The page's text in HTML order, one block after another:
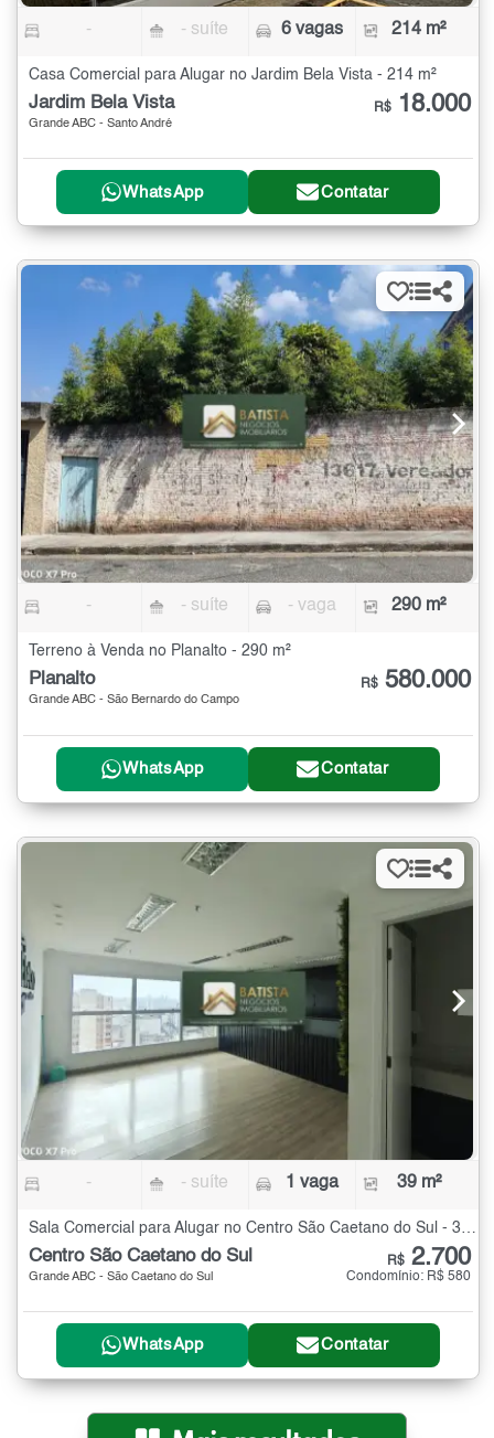
- - suíte 6 vagas 214 m²
Casa Comercial para Alugar no Jardim Bela Vista - 214 m²
Jardim Bela Vista
Grande ABC - Santo André
R$ 18.000
WhatsApp Contatar
- - suíte - vaga 290 m²
Terreno à Venda no Planalto - 290 m²
Planalto
Grande ABC - São Bernardo do Campo
R$ 580.000
WhatsApp Contatar
- - suíte 1 vaga 39 m²
Centro São Caetano do Sul
Grande ABC - São Caetano do Sul
R$ 2.700
Condomínio: R$ 580
WhatsApp Contatar